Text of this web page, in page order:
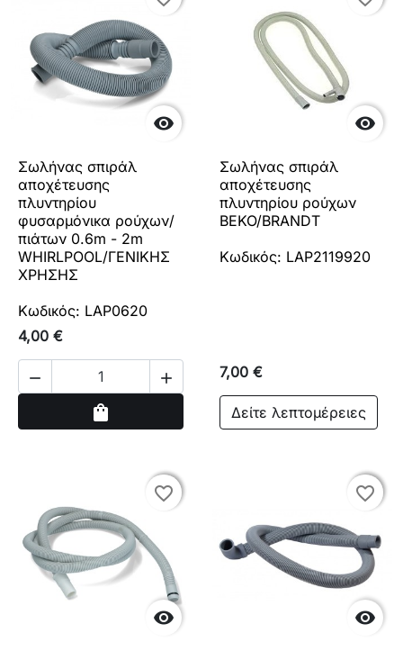

Σωλήνας σπιράλ
αποχέτευσης
πλυντηρίου
φυσαρμόνικα ρούχων/
πιάτων 0.6m - 2m
WHIRLPOOL/ΓΕΝΙΚΗΣ
ΧΡΗΣΗΣ
Κωδικός: LAP0620
4,00 €
 
shopping_bag

Σωλήνας σπιράλ
αποχέτευσης
πλυντηρίου ρούχων
BEKO/BRANDT
Κωδικός: LAP2119920
7,00 €
Δείτε λεπτομέρειες

favorite_border
favorite_border

favorite_border
favorite_border